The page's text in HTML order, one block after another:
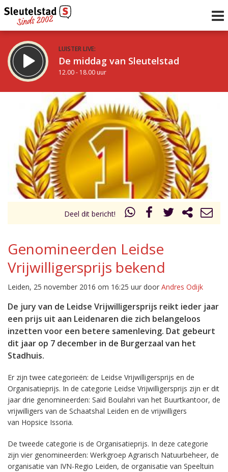
LUISTER LIVE:
De middag van Sleutelstad
12.00 - 18.00 uur
De vrijdagavond met Keanu
18.00 - 19.00 uur
Vorig uur
uur 1 van 0 Volgend uur
Inklappen
Deel dit bericht!
Genomineerden Leidse
Vrijwilligersprijs bekend
Leiden, 25 november 2016 om 16:25 uur door Andres Odijk
De jury van de Leidse Vrijwilligersprijs reikt ieder jaar
een prijs uit aan Leidenaren die zich belangeloos
inzetten voor een betere samenleving. Dat gebeurt
dit jaar op 7 december in de Burgerzaal van het
Stadhuis.
Er zijn twee categorieën: de Leidse Vrijwilligersprijs en de
Organisatieprijs. In de categorie Leidse Vrijwilligersprijs zijn er dit
jaar drie genomineerden: Said Boulahri van het Buurtkantoor, de
vrijwilligers van de Schaatshal Leiden en de vrijwilligers
van Hopsice Issoria.
De tweede categorie is de Organisatieprijs. In deze categorie
zijn vier genomineerden: Werkgroep Agrarisch Natuurbeheer, de
organisatie van IVN-Regio Leiden, de organisatie van Speeltuin